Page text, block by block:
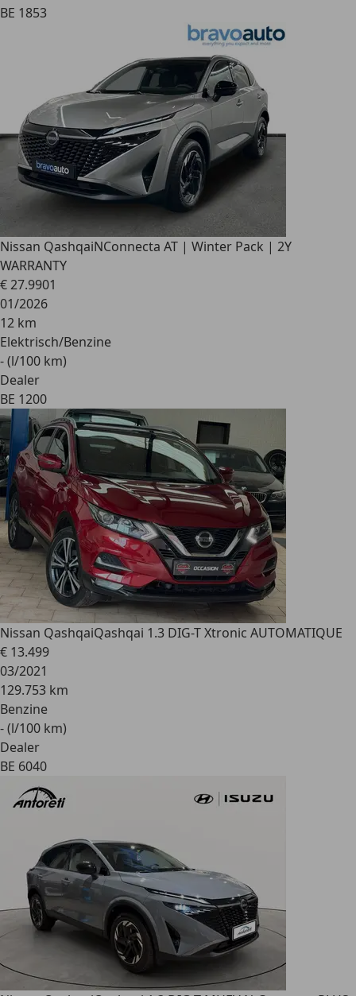
BE 1853
Nissan QashqaiNConnecta AT | Winter Pack | 2Y
WARRANTY
€ 27.9901
01/2026
12 km
Elektrisch/Benzine
- (l/100 km)
Dealer
BE 1200
Nissan QashqaiQashqai 1.3 DIG-T Xtronic AUTOMATIQUE
€ 13.499
03/2021
129.753 km
Benzine
- (l/100 km)
Dealer
BE 6040